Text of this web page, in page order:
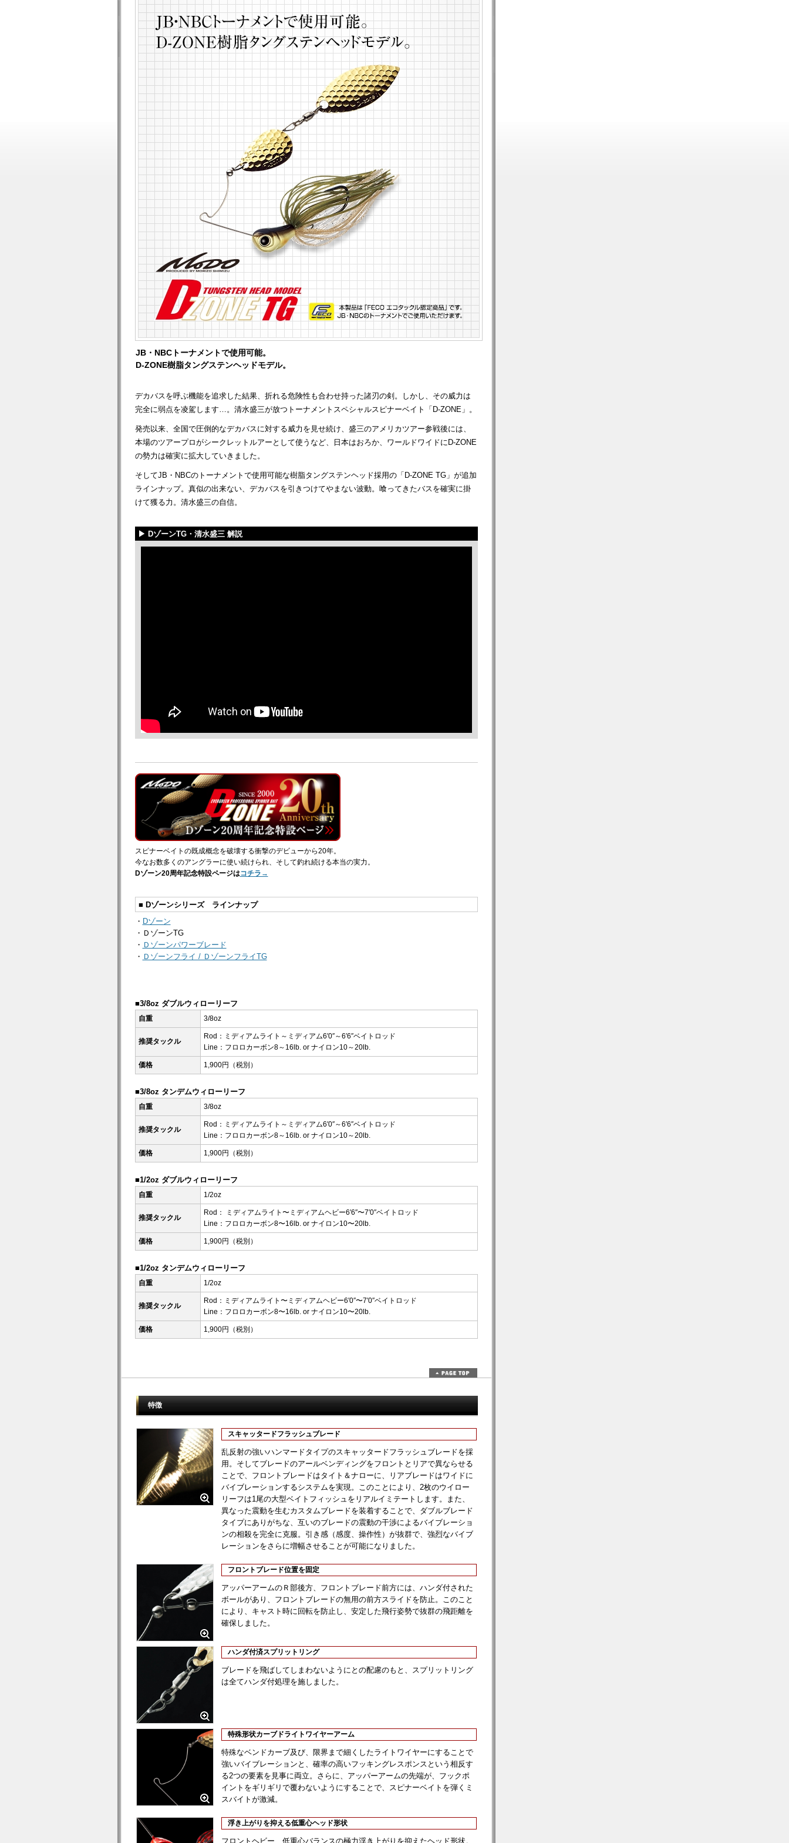
JB・NBCトーナメントで使用可能。
D-ZONE樹脂タングステンヘッドモデル。
デカバスを呼ぶ機能を追求した結果、折れる危険性も合わせ持った諸刃の剣。しかし、その威力は
完全に弱点を凌駕します…。清水盛三が放つトーナメントスペシャルスピナーベイト「D-ZONE」。
発売以来、全国で圧倒的なデカバスに対する威力を見せ続け、盛三のアメリカツアー参戦後には、
本場のツアープロがシークレットルアーとして使うなど、日本はおろか、ワールドワイドにD-ZONE
の勢力は確実に拡大していきました。
そしてJB・NBCのトーナメントで使用可能な樹脂タングステンヘッド採用の「D-ZONE TG」が追加
ラインナップ。真似の出来ない、デカバスを引きつけてやまない波動。喰ってきたバスを確実に掛
けて獲る力。清水盛三の自信。
▶ DゾーンTG・清水盛三 解説
スピナーベイトの既成概念を破壊する衝撃のデビューから20年。
今なお数多くのアングラーに使い続けられ、そして釣れ続ける本当の実力。
Dゾーン20周年記念特設ページはコチラ→
■ Dゾーンシリーズ ラインナップ
・ Dゾーン
・ＤゾーンTG
・ Ｄゾーンパワーブレード
・ Ｄゾーンフライ / ＤゾーンフライTG
■3/8oz ダブルウィローリーフ
自重 3/8oz
推奨タックル
Rod：ミディアムライト～ミディアム6′0″～6′6″ベイトロッド
Line：フロロカーボン8～16lb. or ナイロン10～20lb.
価格 1,900円（税別）
■3/8oz タンデムウィローリーフ
自重 3/8oz
推奨タックル
Rod：ミディアムライト～ミディアム6′0″～6′6″ベイトロッド
Line：フロロカーボン8～16lb. or ナイロン10～20lb.
価格 1,900円（税別）
■1/2oz ダブルウィローリーフ
自重 1/2oz
推奨タックル
Rod： ミディアムライト〜ミディアムヘビー6′6″〜7′0″ベイトロッド
Line：フロロカーボン8〜16lb. or ナイロン10〜20lb.
価格 1,900円（税別）
■1/2oz タンデムウィローリーフ
自重 1/2oz
推奨タックル
Rod：ミディアムライト〜ミディアムヘビー6′0″〜7′0″ベイトロッド
Line：フロロカーボン8〜16lb. or ナイロン10〜20lb.
価格 1,900円（税別）
特徴
スキャッタードフラッシュブレード
乱反射の強いハンマードタイプのスキャッタードフラッシュブレードを採
用。そしてブレードのアールベンディングをフロントとリアで異ならせる
ことで、フロントブレードはタイト＆ナローに、リアブレードはワイドに
バイブレーションするシステムを実現。このことにより、2枚のウイロー
リーフは1尾の大型ベイトフィッシュをリアルイミテートします。また、
異なった震動を生むカスタムブレードを装着することで、ダブルブレード
タイプにありがちな、互いのブレードの震動の干渉によるバイブレーショ
ンの相殺を完全に克服。引き感（感度、操作性）が抜群で、強烈なバイブ
レーションをさらに増幅させることが可能になりました。
フロントブレード位置を固定
アッパーアームのＲ部後方、フロントブレード前方には、ハンダ付された
ボールがあり、フロントブレードの無用の前方スライドを防止。このこと
により、キャスト時に回転を防止し、安定した飛行姿勢で抜群の飛距離を
確保しました。
ハンダ付済スプリットリング
ブレードを飛ばしてしまわないようにとの配慮のもと、スプリットリング
は全てハンダ付処理を施しました。
特殊形状カーブドライトワイヤーアーム
特殊なベンドカーブ及び、限界まで細くしたライトワイヤーにすることで
強いバイブレーションと、確率の高いフッキングレスポンスという相反す
る2つの要素を見事に両立。さらに、アッパーアームの先端が、フックポ
イントをギリギリで覆わないようにすることで、スピナーベイトを弾くミ
スバイトが激減。
浮き上がりを抑える低重心ヘッド形状
フロントヘビー、低重心バランスの極力浮き上がりを抑えたヘッド形状。